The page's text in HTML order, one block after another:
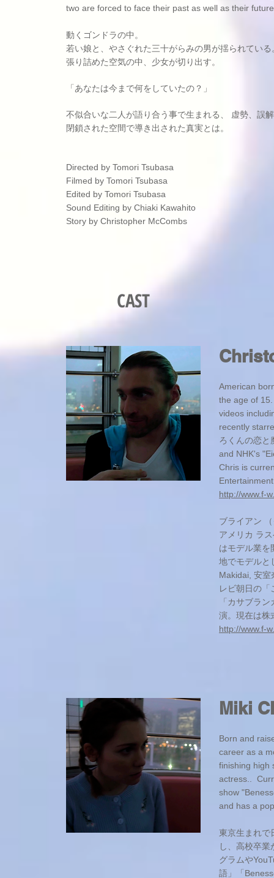
two are forced to face their past as well as their
動くゴンドラの中。
若い娘と、やさぐれた三十がらみの男が揺られている
張り詰めた空気の中、少女が切り出す。
「あなたは今まで何をしていたの？」
不似合いな二人が語り合う事で生まれる、 虚勢、誤
閉鎖された空間で導き出された真実とは。
Directed by Tomori Tsubasa
Filmed by Tomori Tsubasa
Edited by Tomori Tsubasa
Sound Editing by Chiaki Kawahito
Story by Christopher McCombs
CAST
American
the age of
videos
recently
ろくんの恋と
and NHK's
Chris is
http://www.f-
ブライアン
アメリカ ラ
はモデル業を
地でモデルと
Makidai, 安室
レビ朝日の
「カサブラ
演。現在は株
http://www.f-
Miki
Born and
career as a
finishing high
actress..
show
and has a
東京生まれで
し、高校卒
グラムや
語」「